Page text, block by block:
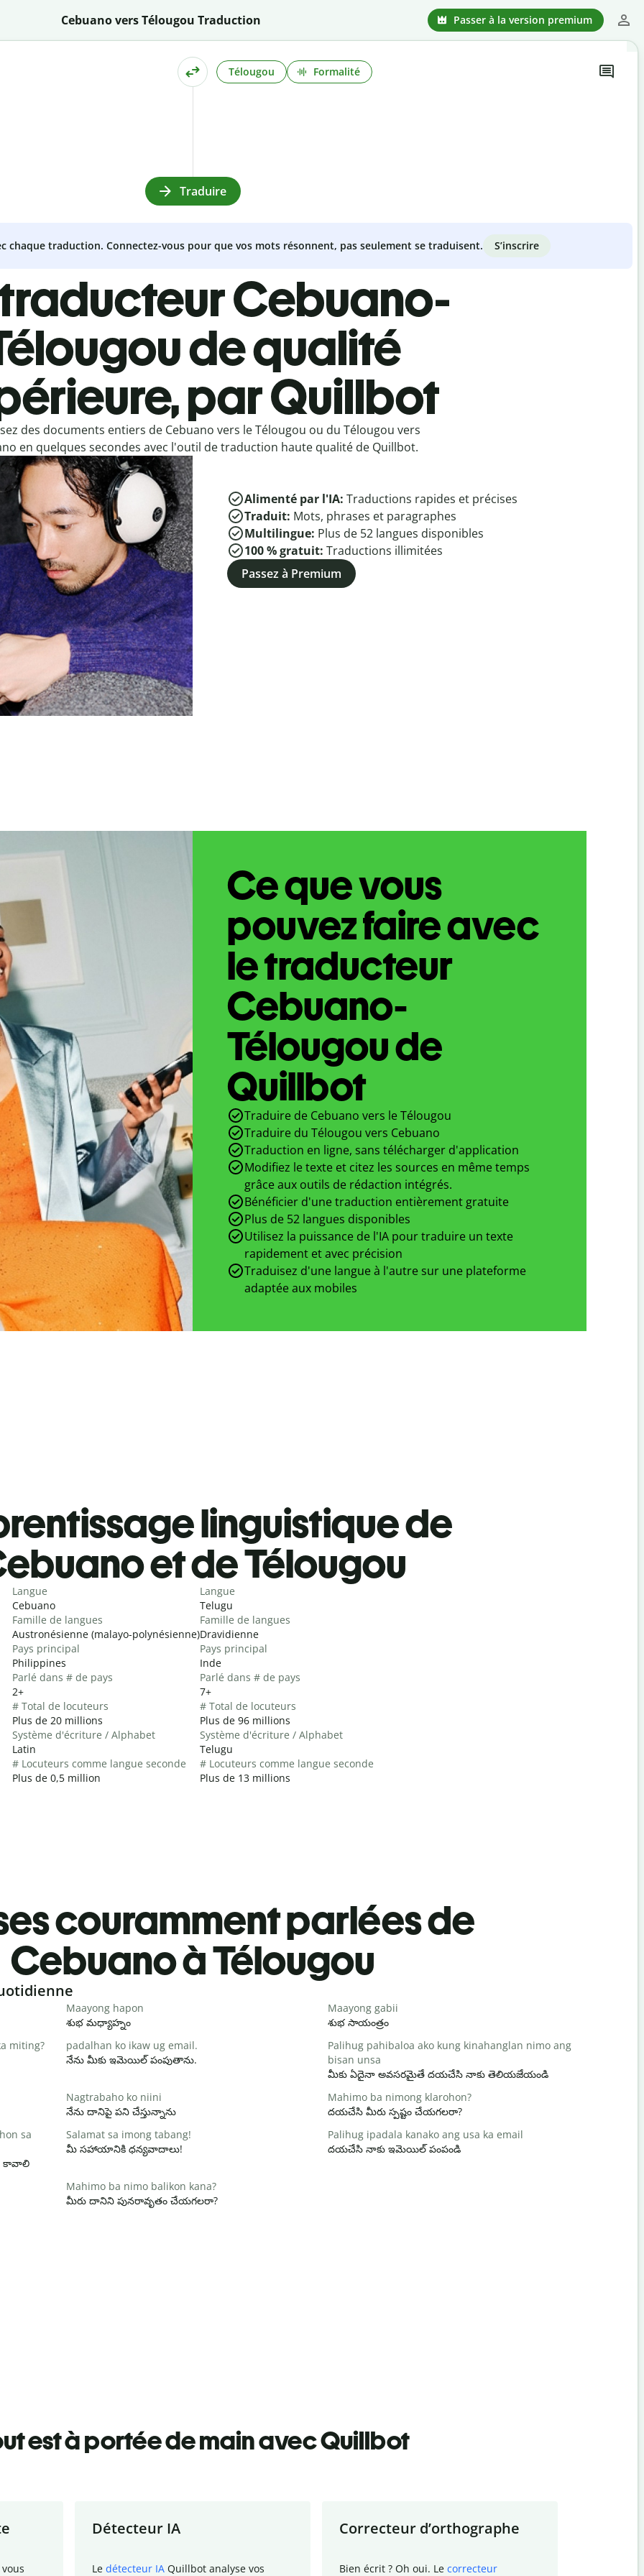
Cebuano vers Télougou Traduction Passer à la version premium
Télougou Formalité
Traduire
chaque traduction. Connectez-vous pour que vos mots résonnent, pas seulement se traduisent. S’inscrire
Cebuano-
de qualité
par Quillbot
des documents entiers de Cebuano vers le Télougou ou du Télougou vers
en quelques secondes avec l'outil de traduction haute qualité de Quillbot.
Alimenté par l'IA: Traductions rapides et précises
Traduit: Mots, phrases et paragraphes
Multilingue: Plus de 52 langues disponibles
100 % gratuit: Traductions illimitées
Passez à Premium
Ce que vous
pouvez faire avec
le traducteur
Cebuano-
Télougou de
Quillbot
Traduire de Cebuano vers le Télougou
Traduire du Télougou vers Cebuano
Traduction en ligne, sans télécharger d'application
Modifiez le texte et citez les sources en même temps
grâce aux outils de rédaction intégrés.
Bénéficier d'une traduction entièrement gratuite
Plus de 52 langues disponibles
Utilisez la puissance de l'IA pour traduire un texte
rapidement et avec précision
Traduisez d'une langue à l'autre sur une plateforme
adaptée aux mobiles
linguistique de
et de Télougou
Langue
Cebuano
Famille de langues
Austronésienne (malayo-polynésienne)
Pays principal
Philippines
Parlé dans # de pays
2+
# Total de locuteurs
Plus de 20 millions
Système d'écriture / Alphabet
Latin
# Locuteurs comme langue seconde
Plus de 0,5 million
Langue
Telugu
Famille de langues
Dravidienne
Pays principal
Inde
Parlé dans # de pays
7+
# Total de locuteurs
Plus de 96 millions
Système d'écriture / Alphabet
Telugu
# Locuteurs comme langue seconde
Plus de 13 millions
couramment parlées de
Cebuano à Télougou
Maayong hapon
శుభ మధ్యాహ్నం
Maayong gabii
శుభ సాయంత్రం
miting?
padalhan ko ikaw ug email.
నేను మీకు ఇమెయిల్ పంపుతాను.
Palihug pahibaloa ako kung kinahanglan nimo ang
bisan unsa
మీకు ఏదైనా అవసరమైతే దయచేసి నాకు తెలియజేయండి
Nagtrabaho ko niini
నేను దానిపై పని చేస్తున్నాను
Mahimo ba nimong klarohon?
దయచేసి మీరు స్పష్టం చేయగలరా?
sa
కావాలి
Salamat sa imong tabang!
మీ సహాయానికి ధన్యవాదాలు!
Palihug ipadala kanako ang usa ka email
దయచేసి నాకు ఇమెయిల్ పంపండి
Mahimo ba nimo balikon kana?
మీరు దానిని పునరావృతం చేయగలరా?
est à portée de main avec Quillbot
Détecteur IA
Le détecteur IA Quillbot analyse vos
Correcteur d’orthographe
Bien écrit ? Oh oui. Le correcteur